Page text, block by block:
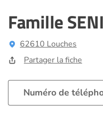
Famille
62610 Louches
Partager la fiche
Numéro de